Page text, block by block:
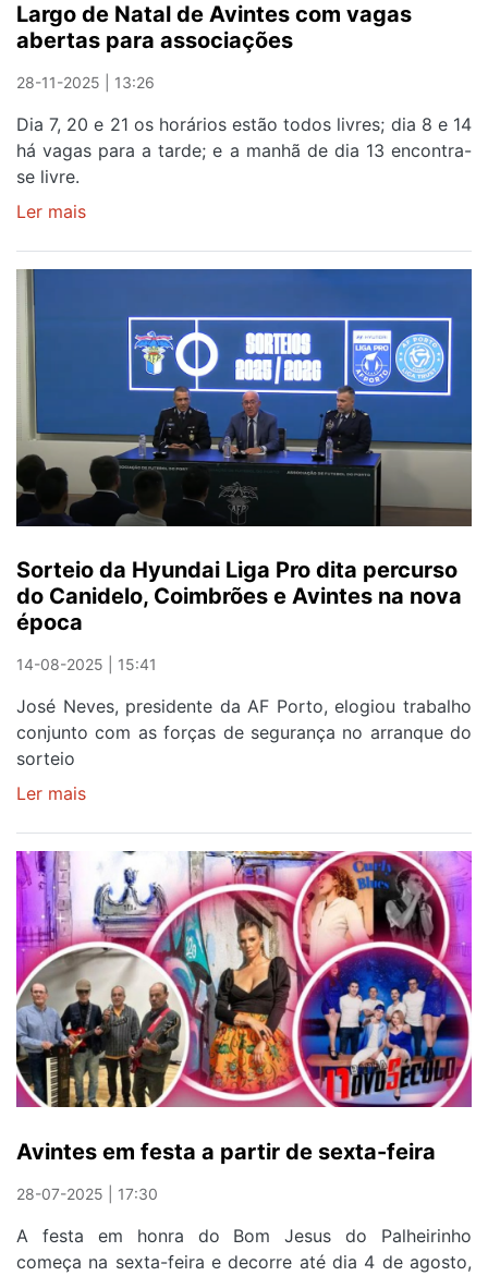
Largo de Natal de Avintes com vagas
abertas para associações
28-11-2025 | 13:26
Dia 7, 20 e 21 os horários estão todos livres; dia 8 e 14
há vagas para a tarde; e a manhã de dia 13 encontra-
se livre.
Ler mais
de
Avintes
vagas
para
associações
Sorteio da Hyundai Liga Pro dita percurso
do Canidelo, Coimbrões e Avintes na nova
época
14-08-2025 | 15:41
José Neves, presidente da AF Porto, elogiou trabalho
conjunto com as forças de segurança no arranque do
sorteio
Ler mais
Hyundai
Liga
Pro
dita
percurso
do
Canidelo,
Coimbrões
e
Avintes
nova
época
Avintes em festa a partir de sexta-feira
28-07-2025 | 17:30
A festa em honra do Bom Jesus do Palheirinho
começa na sexta-feira e decorre até dia 4 de agosto,